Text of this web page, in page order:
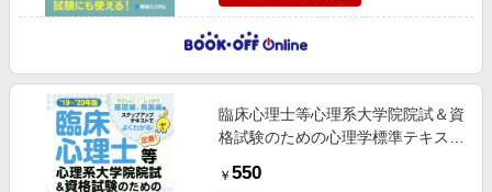
臨床心理士等心理系大学院院試＆資
格試験のための心理学標準テキスト
￥ 550